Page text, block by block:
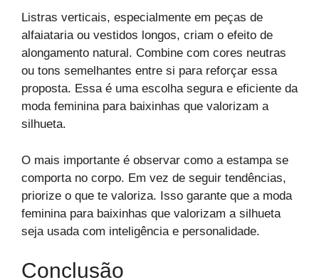
Listras verticais, especialmente em peças de
alfaiataria ou vestidos longos, criam o efeito de
alongamento natural. Combine com cores neutras
ou tons semelhantes entre si para reforçar essa
proposta. Essa é uma escolha segura e eficiente da
moda feminina para baixinhas que valorizam a
silhueta.
O mais importante é observar como a estampa se
comporta no corpo. Em vez de seguir tendências,
priorize o que te valoriza. Isso garante que a moda
feminina para baixinhas que valorizam a silhueta
seja usada com inteligência e personalidade.
Conclusão